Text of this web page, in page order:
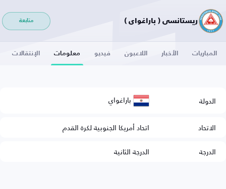
ريستانسي ( باراغواي ) متابعة
المباريات الأخبار اللاعبون فيديو معلومات الإنتقالات
الدولة باراغواي
الاتحاد
اتحاد أمريكا الجنوبية لكرة القدم
الدرجة
الدرجة الثانية